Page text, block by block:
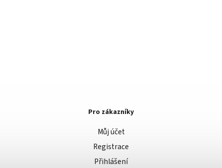
Pro zákazníky
Můj účet
Registrace
Přihlášení